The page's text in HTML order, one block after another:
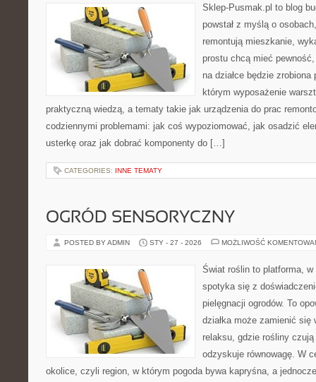
Sklep-Pusmak.pl to blog
powstał z myślą o
remontują mieszkanie,
prostu chcą mieć
na działce będzie
którym wyposażenie
praktyczną wiedzą, a tematy takie jak urządzenia do prac
codziennymi problemami: jak coś wypoziomować, jak osadzić
usterkę oraz jak dobrać komponenty do […]
CATEGORIES: INNE TEMATY
OGRÓD SENSORYCZNY
POSTED BY ADMIN STY - 27 - 2026 MOŻLIWOŚĆ
Świat roślin to platforma,
spotyka się z
pielęgnacji ogrodów. To
działka może zamienić się
relaksu, gdzie rośliny
odzyskuje równowagę. W
okolice, czyli region, w którym pogoda bywa kapryśna, a